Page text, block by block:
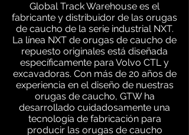
Global Track Warehouse es el
fabricante y distribuidor de las orugas
de caucho de la serie industrial NXT.
La línea NXT de orugas de caucho de
repuesto originales está diseñada
específicamente para Volvo CTL y
excavadoras. Con más de 20 años de
experiencia en el diseño de nuestras
orugas de caucho, GTW ha
desarrollado cuidadosamente una
tecnología de fabricación para
producir las orugas de caucho